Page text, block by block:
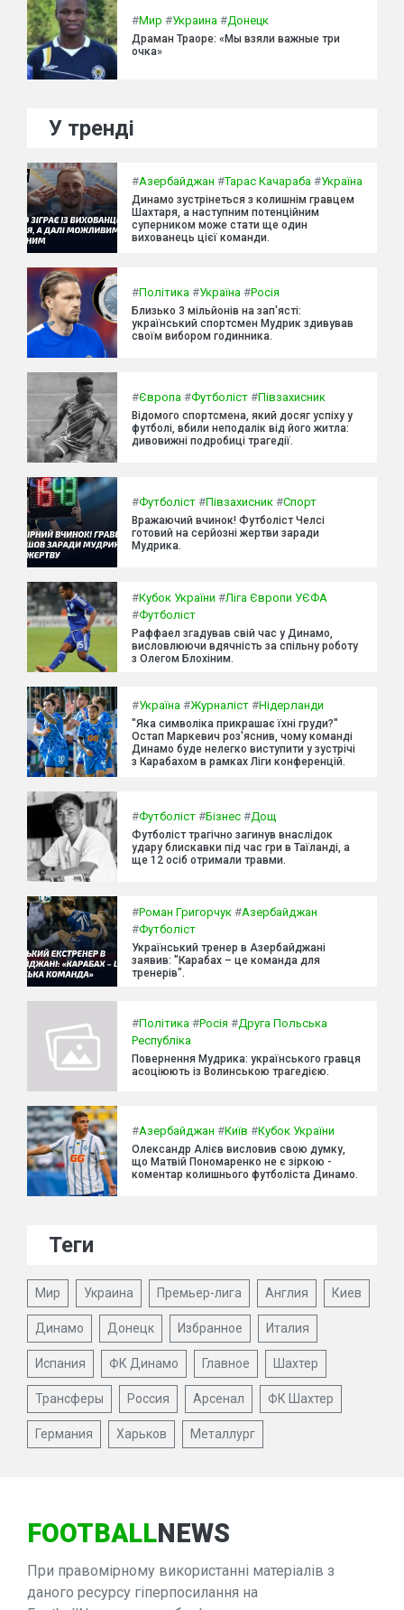
#Мир #Украина #Донецк
Драман Траоре: «Мы взяли важные три
очка»
У тренді
#Азербайджан #Тарас Качараба #Україна
Динамо зустрінеться з колишнім гравцем
Шахтаря, а наступним потенційним
суперником може стати ще один
вихованець цієї команди.
#Політика #Україна #Росія
Близько 3 мільйонів на зап'ясті:
український спортсмен Мудрик здивував
своїм вибором годинника.
#Європа #Футболіст #Півзахисник
Відомого спортсмена, який досяг успіху у
футболі, вбили неподалік від його житла:
дивовижні подробиці трагедії.
#Футболіст #Півзахисник #Спорт
Вражаючий вчинок! Футболіст Челсі
готовий на серйозні жертви заради
Мудрика.
#Кубок України #Ліга Європи УЄФА
#Футболіст
Раффаел згадував свій час у Динамо,
висловлюючи вдячність за спільну роботу
з Олегом Блохіним.
#Україна #Журналіст #Нідерланди
"Яка символіка прикрашає їхні груди?"
Остап Маркевич роз'яснив, чому команді
Динамо буде нелегко виступити у зустрічі
з Карабахом в рамках Ліги конференцій.
#Футболіст #Бізнес #Дощ
Футболіст трагічно загинув внаслідок
удару блискавки під час гри в Таїланді, а
ще 12 осіб отримали травми.
#Роман Григорчук #Азербайджан
#Футболіст
Український тренер в Азербайджані
заявив: "Карабах – це команда для
тренерів".
#Політика #Росія #Друга Польська
Республіка
Повернення Мудрика: українського гравця
асоціюють із Волинською трагедією.
#Азербайджан #Київ #Кубок України
Олександр Алієв висловив свою думку,
що Матвій Пономаренко не є зіркою -
коментар колишнього футболіста Динамо.
Теги
Мир Украина Премьер-лига Англия Киев
Динамо Донецк Избранное Италия
Испания ФК Динамо Главное Шахтер
Трансферы Россия Арсенал ФК Шахтер
Германия Харьков Металлург
FOOTBALLNEWS
При правомірному використанні матеріалів з
даного ресурсу гіперпосилання на